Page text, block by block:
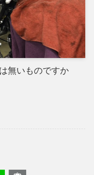
無いものですか